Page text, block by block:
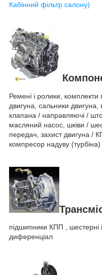
Кабінний фільтр салону)
Ремені і ролики,
двигуна, сальники двигуна,
клапана / направляючі /
масляний насос, шківи /
передач, захист двигуна /
компресор надуву
підшипники КПП , шестерні
диференціал